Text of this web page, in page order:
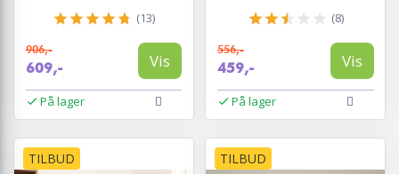
(13)
906,-
609,- Vis
På lager
(8)
556,-
459,- Vis
På lager
TILBUD TILBUD